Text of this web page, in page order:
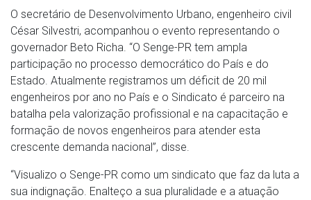
O secretário de Desenvolvimento Urbano, engenheiro civil
César Silvestri, acompanhou o evento representando o
governador Beto Richa. “O Senge-PR tem ampla
participação no processo democrático do País e do
Estado. Atualmente registramos um déficit de 20 mil
engenheiros por ano no País e o Sindicato é parceiro na
batalha pela valorização profissional e na capacitação e
formação de novos engenheiros para atender esta
crescente demanda nacional”, disse.
“Visualizo o Senge-PR como um sindicato que faz da luta a
sua indignação. Enalteço a sua pluralidade e a atuação